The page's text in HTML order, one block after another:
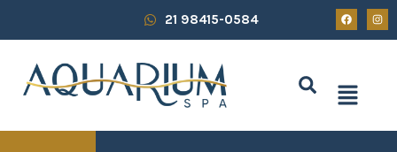
21 98415-0584